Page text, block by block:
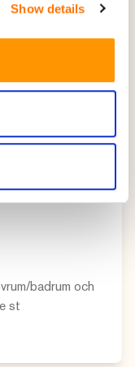
Show details
badrum och
st